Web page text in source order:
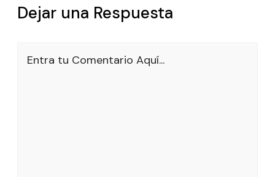
Dejar una Respuesta
Entra tu Comentario Aquí...